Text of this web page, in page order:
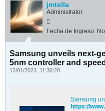
jmtella
Administrator
Fecha de Ingreso:
Samsung unveils next-
5nm controller and
12/01/2023, 11:30:20